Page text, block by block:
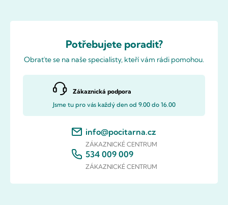
Potřebujete poradit?
Obraťte se na naše specialisty, kteří vám rádi pomohou.
Zákaznická podpora
Jsme tu pro vás každý den od 9.00 do 16.00
info@pocitarna.cz
ZÁKAZNICKÉ CENTRUM
534 009 009
ZÁKAZNICKÉ CENTRUM